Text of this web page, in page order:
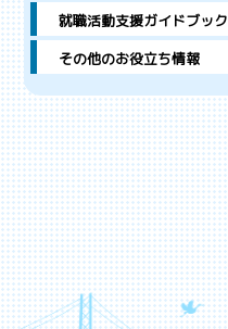
就職活動支援ガイドブック
その他のお役立ち情報